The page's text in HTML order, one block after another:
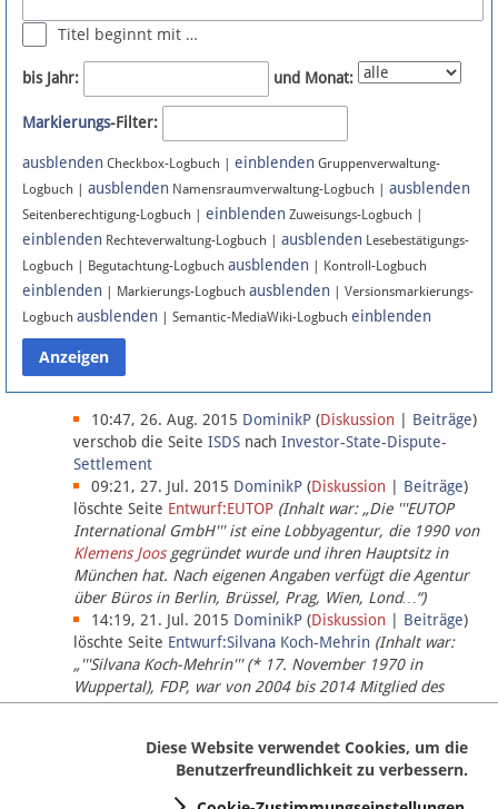
Newsletter
Bluesky
Facebook
Instagram
Anmelden
Datenschutz
Über Lobbypedia
Impressum
Titel beginnt mit …
bis Jahr: und Monat:
Markierungs-Filter:
ausblenden Checkbox-Logbuch | einblenden Gruppenverwaltung-
Logbuch | ausblenden Namensraumverwaltung-Logbuch | ausblenden
Seitenberechtigung-Logbuch | einblenden Zuweisungs-Logbuch |
einblenden Rechteverwaltung-Logbuch | ausblenden Lesebestätigungs-
Logbuch | Begutachtung-Logbuch ausblenden | Kontroll-Logbuch
einblenden | Markierungs-Logbuch ausblenden | Versionsmarkierungs-
Logbuch ausblenden | Semantic-MediaWiki-Logbuch einblenden
10:47, 26. Aug. 2015 DominikP (Diskussion Beiträge)
verschob die Seite ISDS nach Investor-State-Dispute-
Settlement
09:21, 27. Jul. 2015 DominikP (Diskussion Beiträge)
löschte Seite Entwurf:EUTOP (Inhalt war: „Die '''EUTOP
International GmbH''' ist eine Lobbyagentur, die 1990 von
Klemens Joosgegründet wurde und ihren Hauptsitz in
München hat. Nach eigenen Angaben verfügt die Agentur
über Büros in Berlin, Brüssel, Prag, Wien, Lond…“)
14:19, 21. Jul. 2015 DominikP (Diskussion Beiträge)
löschte Seite Entwurf:Silvana Koch-Mehrin (Inhalt war:
„'''Silvana Koch-Mehrin''' (* 17. November 1970 in
Wuppertal), FDP, war von 2004 bis 2014 Mitglied des
Europäischen Parlaments, seit November 2014 ist sie für
Diese Website verwendet Cookies, um die
Benutzerfreundlichkeit zu verbessern.